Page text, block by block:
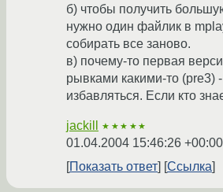
б) чтобы получить
нужно один файлик в
собирать все заново.
в) почему-то первая
рывками какими-то (pre3) -
избавляться. Если кто
jackill ★★★★★
01.04.2004 15:46:26 +00:00
Показать ответ
Ссылка